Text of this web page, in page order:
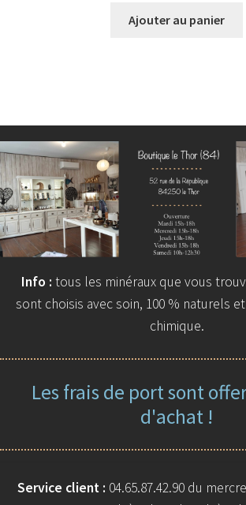
Ajouter au panier
Info : tous les minéraux que vous
sont choisis avec soin, 100 % naturels
chimique.
Les frais de port sont
d'achat !
Service client : 04.65.87.42.90 du